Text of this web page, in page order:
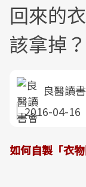
回來的
該拿掉？
良醫讀
2016-04-16
如何自製「衣